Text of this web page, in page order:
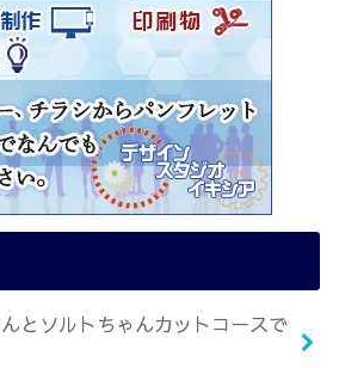
とソルトちゃんカットコースで